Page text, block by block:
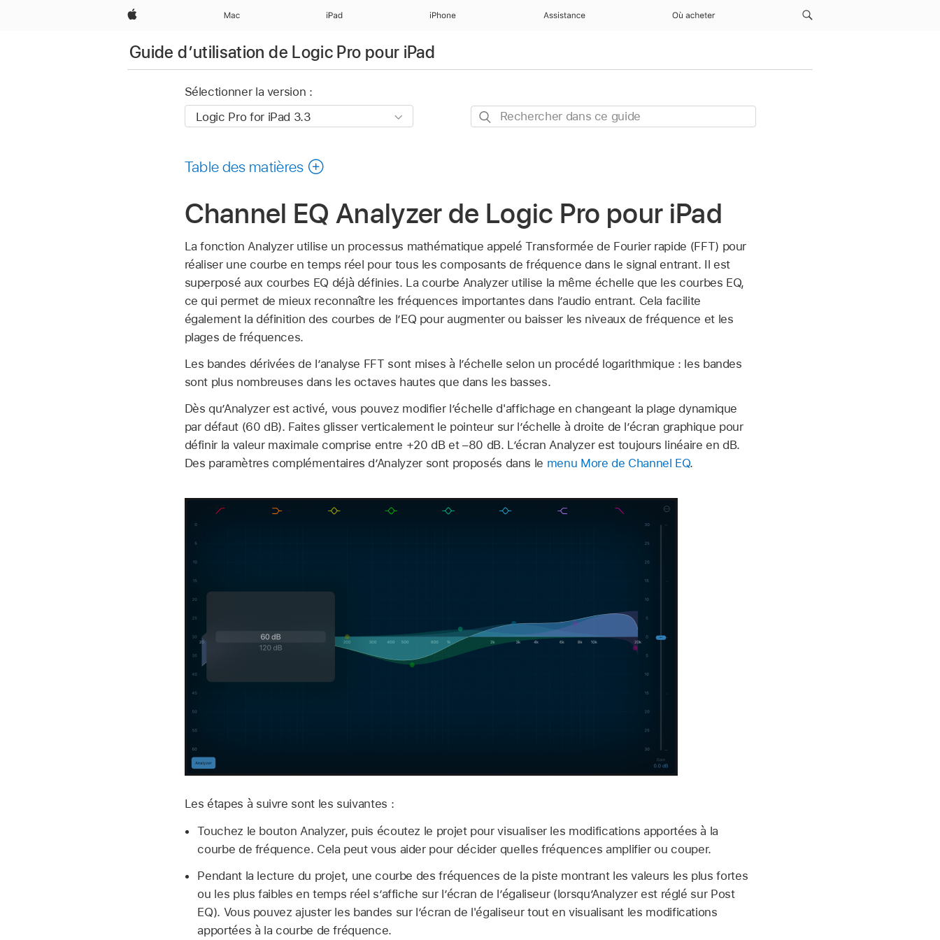
Apple Mac iPad iPhone Assistance Où acheter
Guide d’utilisation de Logic Pro pour iPad
Sélectionner la version :
Rechercher
Table des matières
Channel EQ Analyzer de Logic Pro pour iPad
La fonction Analyzer utilise un processus mathématique appelé Transformée de Fourier rapide (FFT) pour
réaliser une courbe en temps réel pour tous les composants de fréquence dans le signal entrant. Il est
superposé aux courbes EQ déjà définies. La courbe Analyzer utilise la même échelle que les courbes EQ,
ce qui permet de mieux reconnaître les fréquences importantes dans l’audio entrant. Cela facilite
également la définition des courbes de l’EQ pour augmenter ou baisser les niveaux de fréquence et les
plages de fréquences.
Les bandes dérivées de l’analyse FFT sont mises à l’échelle selon un procédé logarithmique : les bandes
sont plus nombreuses dans les octaves hautes que dans les basses.
Dès qu’Analyzer est activé, vous pouvez modifier l’échelle d'affichage en changeant la plage dynamique
par défaut (60 dB). Faites glisser verticalement le pointeur sur l’échelle à droite de l’écran graphique pour
définir la valeur maximale comprise entre +20 dB et –80 dB. L’écran Analyzer est toujours linéaire en dB.
Des paramètres complémentaires d’Analyzer sont proposés dans le menu More de Channel EQ.
Les étapes à suivre sont les suivantes :
Touchez le bouton Analyzer, puis écoutez le projet pour visualiser les modifications apportées à la
courbe de fréquence. Cela peut vous aider pour décider quelles fréquences amplifier ou couper.
Pendant la lecture du projet, une courbe des fréquences de la piste montrant les valeurs les plus fortes
ou les plus faibles en temps réel s’affiche sur l’écran de l’égaliseur (lorsqu’Analyzer est réglé sur Post
EQ). Vous pouvez ajuster les bandes sur l’écran de l'égaliseur tout en visualisant les modifications
apportées à la courbe de fréquence.